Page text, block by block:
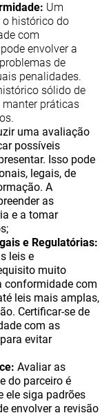
Um
histórico do
com
envolver a
de
penalidades.
sólido de
práticas
uma avaliação
possíveis
Isso pode
legais, de
A
as
e a tomar
e Regulatórias:
leis e
muito
conformidade com
leis mais amplas,
Certificar-se de
com as
evitar
Avaliar as
do parceiro é
ele siga padrões
envolver a revisão